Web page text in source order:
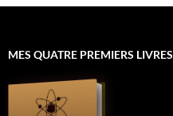
MES QUATRE PREMIERS LIVRES